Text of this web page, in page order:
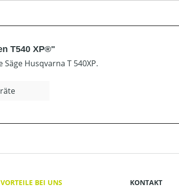
T540 XP®"
Husqvarna T 540XP.
BEI UNS
KONTAKT